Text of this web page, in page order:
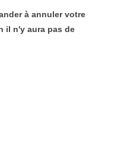
à annuler votre
il n'y aura pas de